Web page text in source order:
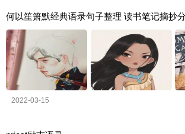
何以笙箫默经典语录句子整理 读书笔记摘抄
2022-03-15